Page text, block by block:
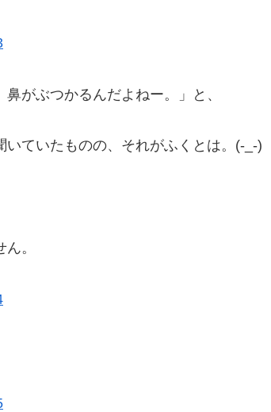
鼻がぶつかるんだよねー。」と、
いていたものの、それがふくとは。(-_-)
。